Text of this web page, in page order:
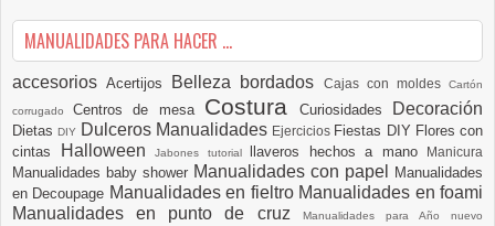
MANUALIDADES PARA HACER ...
accesoriosAcertijos Belleza bordados Cajas con moldesCartón
corrugadoCentros de mesa Costura Curiosidades Decoración
DietasDIY Dulceros Manualidades Ejercicios Fiestas DIY Flores con
cintas
Halloween Jabones tutorial llaveros hechos a mano Manicura
Manualidades baby shower Manualidades con papel
Manualidades
en Decoupage Manualidades en fieltro Manualidades en foami
Manualidades en punto de cruz
Manualidades para Año nuevo